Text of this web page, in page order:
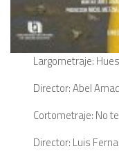
Largometraje:
Director: Abel
Cortometraje: No
Director: Luis